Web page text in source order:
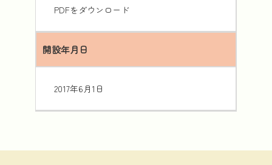
PDFをダウンロード
開設年月日
2017年6月1日